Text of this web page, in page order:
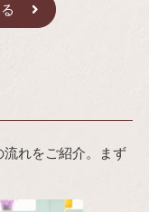
れをご紹介。まず